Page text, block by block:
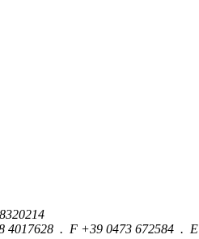
4017628 . F +39 0473 672584 . E